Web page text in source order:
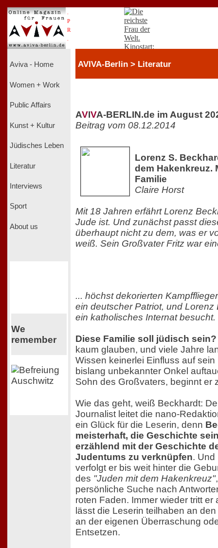
P
R
Aviva - Home
Women + Work
Public Affairs
Kunst + Kultur
Jüdisches Leben
Literatur
Interviews
Sport
About us
We
remember
AVIVA-Berlin > Literatur
AVIVA-BERLIN.de im August
Beitrag vom 08.12.2014
Lorenz S.
dem Hakenkreuz.
Familie
Claire Horst
Mit 18 Jahren erfährt Lorenz
Jude ist. Und zunächst passt
überhaupt nicht zu dem, was er
weiß. Sein Großvater Fritz war
... höchst dekorierten
ein deutscher Patriot, und Lorenz
ein katholisches Internat besucht.
Diese Familie soll jüdisch sein?
kaum glauben, und viele Jahre
Wissen keinerlei Einfluss auf
bislang unbekannter Onkel
Sohn des Großvaters, beginnt er
Wie das geht, weiß Beckhardt:
Journalist leitet die nano-
ein Glück für die Leserin, denn
meisterhaft, die Geschichte
erzählend mit der Geschichte
Judentums zu verknüpfen. Und
verfolgt er bis weit hinter die
des "Juden mit dem Hakenkreuz"
persönliche Suche nach
roten Faden. Immer wieder tritt er
lässt die Leserin teilhaben an
an der eigenen Überraschung
Entsetzen.